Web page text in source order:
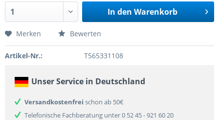
In den Warenkorb
Merken Bewerten
Artikel-Nr.: T565331108
Unser Service in Deutschland
Versandkostenfrei schon ab 50€
Telefonische Fachberatung unter 0 52 45 - 921 60 20